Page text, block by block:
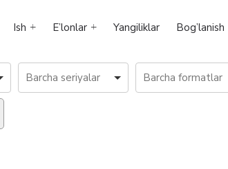
Ish E’lonlar Yangiliklar Bog’lanish